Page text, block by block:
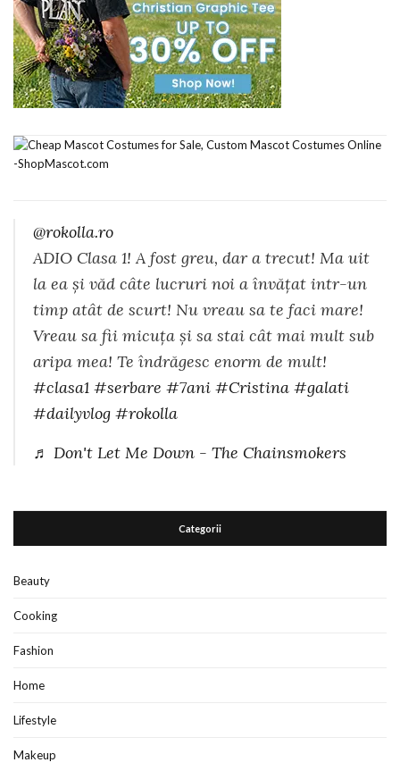
@rokolla.ro
ADIO Clasa 1! A fost greu, dar a trecut! Ma uit
la ea și văd câte lucruri noi a învățat intr-un
timp atât de scurt! Nu vreau sa te faci mare!
Vreau sa fii micuța și sa stai cât mai mult sub
aripa mea! Te îndrăgesc enorm de mult!
#clasa1 #serbare #7ani #Cristina #galati
#dailyvlog #rokolla
♬ Don't Let Me Down - The Chainsmokers
Categorii
Beauty
Cooking
Fashion
Home
Lifestyle
Makeup